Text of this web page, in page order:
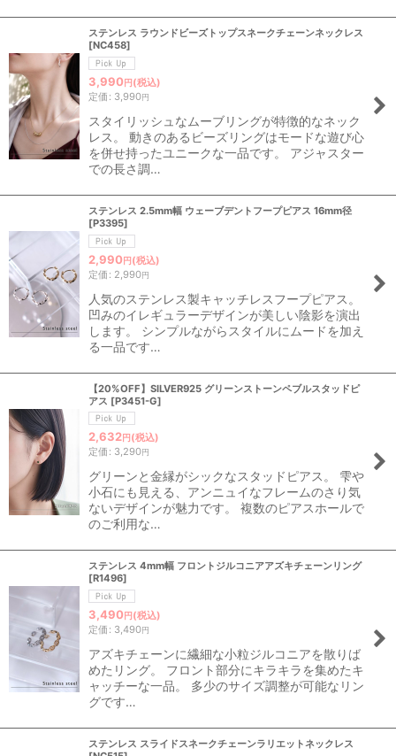
ステンレス ラウンドビーズトップスネークチェーンネックレス
[NC458]
3,990円(税込)
定価 : 3,990円
スタイリッシュなムーブリングが特徴的なネック
レス。 動きのあるビーズリングはモードな遊び心
を併せ持ったユニークな一品です。 アジャスター
での長さ調…
ステンレス 2.5mm幅 ウェーブデントフープピアス 16mm径
[P3395]
2,990円(税込)
定価 : 2,990円
人気のステンレス製キャッチレスフープピアス。
凹みのイレギュラーデザインが美しい陰影を演出
します。 シンプルながらスタイルにムードを加え
る一品です…
【20%OFF】SILVER925 グリーンストーンペブルスタッドピ
アス [P3451-G]
2,632円 (税込)
定価 : 3,290円
グリーンと金縁がシックなスタッドピアス。 雫や
小石にも見える、アンニュイなフレームのさり気
ないデザインが魅力です。 複数のピアスホールで
のご利用な…
ステンレス 4mm幅 フロントジルコニアアズキチェーンリング
[R1496]
3,490円(税込)
定価 : 3,490円
アズキチェーンに繊細な小粒ジルコニアを散りば
めたリング。 フロント部分にキラキラを集めたキ
ャッチーな一品。 多少のサイズ調整が可能なリン
グです…
ステンレス スライドスネークチェーンラリエットネックレス